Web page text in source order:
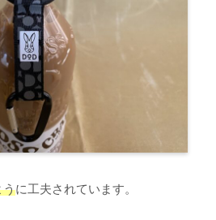
うに工夫されています。